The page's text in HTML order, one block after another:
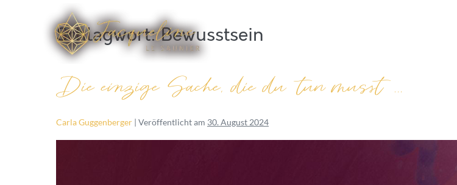
Schlagwort:Bewusstsein
Die einzige Sache, die du tun musst …
Carla Guggenberger | Veröffentlicht am 30. August 2024